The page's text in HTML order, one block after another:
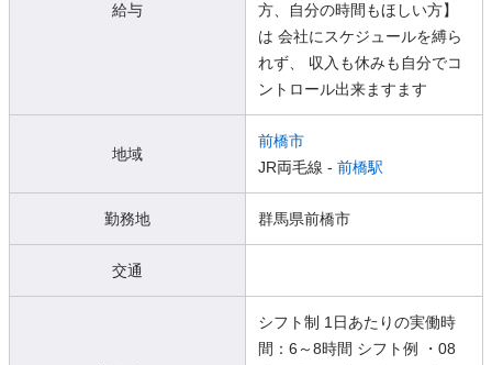
給与
方、自分の時間もほしい方】
は 会社にスケジュールを縛ら
れず、 収入も休みも自分でコ
ントロール出来ますます​
地域
前橋市
JR両毛線 - 前橋駅
勤務地 群馬県前橋市
交通
シフト制 1日あたりの実働時
間：6～8時間 シフト例 ・08